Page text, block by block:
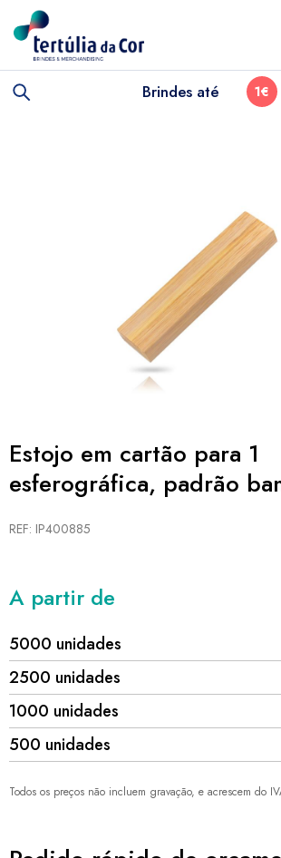
Brindes até 1€
Estojo em cartão para 1
esferográfica, padrão
REF: IP400885
A partir de
5000 unidades
2500 unidades
1000 unidades
500 unidades
Todos os preços não incluem gravação, e acrescem do